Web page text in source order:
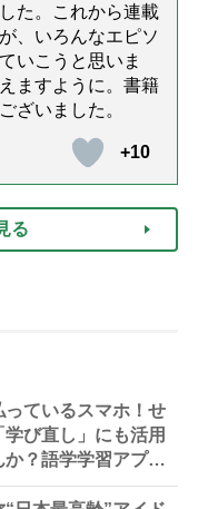
た。これから連載
、いろんなエピソ
いこうと思いま
ますように。書籍
ざいました。
+10
る
っているスマホ！せ
学び直し」にも活用
か？語学学習アプリ
用方法を家事＆節約